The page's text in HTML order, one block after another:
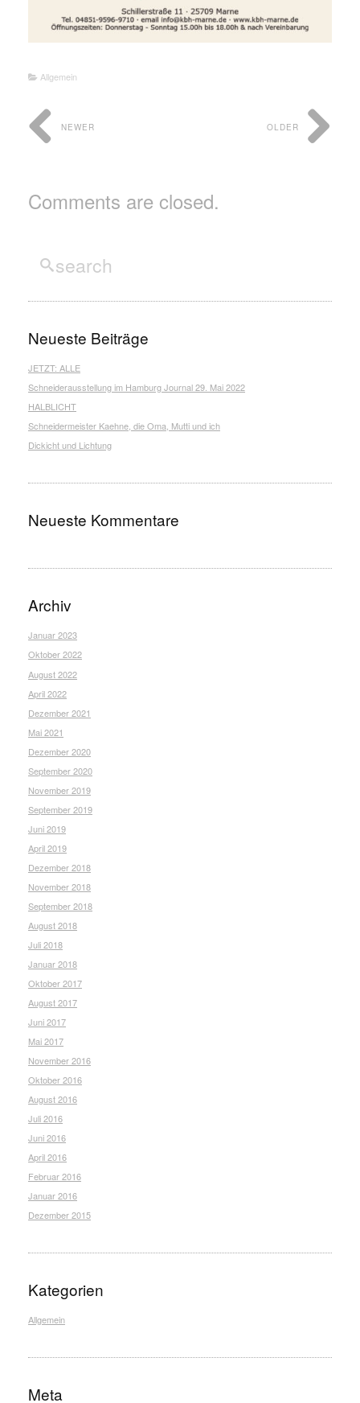
Allgemein
OLDER
NEWER
Comments are closed.
Neueste Beiträge
JETZT: ALLE
Schneiderausstellung im Hamburg Journal 29. Mai 2022
HALBLICHT
Schneidermeister Kaehne, die Oma, Mutti und ich
Dickicht und Lichtung
Neueste Kommentare
Archiv
Januar 2023
Oktober 2022
August 2022
April 2022
Dezember 2021
Mai 2021
Dezember 2020
September 2020
November 2019
September 2019
Juni 2019
April 2019
Dezember 2018
November 2018
September 2018
August 2018
Juli 2018
Januar 2018
Oktober 2017
August 2017
Juni 2017
Mai 2017
November 2016
Oktober 2016
August 2016
Juli 2016
Juni 2016
April 2016
Februar 2016
Januar 2016
Dezember 2015
Kategorien
Allgemein
Meta